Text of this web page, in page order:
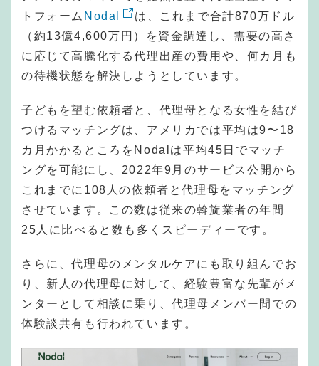
トフォーム Nodal
は、これまで合計870万ドル
（約13億4,600万円）を資金調達し、需要の高さ
に応じて高騰化する代理出産の費用や、何カ月も
の待機状態を解決しようとしています。
子どもを望む依頼者と、代理母となる女性を結び
つけるマッチングは、アメリカでは平均は9〜18
カ月かかるところをNodalは平均45日でマッチ
ングを可能にし、2022年9月のサービス公開から
これまでに108人の依頼者と代理母をマッチング
させています。この数は従来の斡旋業者の年間
25人に比べると数も多くスピーディーです。
さらに、代理母のメンタルケアにも取り組んでお
り、新人の代理母に対して、経験豊富な先輩がメ
ンターとして相談に乗り、代理母メンバー間での
体験談共有も行われています。